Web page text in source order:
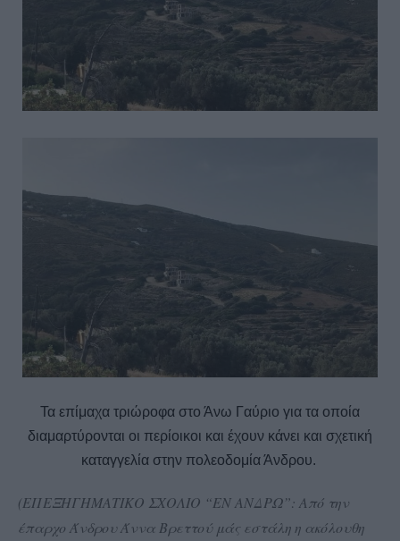
Τα επίμαχα τριώροφα στο Άνω Γαύριο για τα οποία
διαμαρτύρονται οι περίοικοι και έχουν κάνει και σχετική
καταγγελία στην πολεοδομία Άνδρου.
(ΕΠΕΞΗΓΗΜΑΤΙΚΟ ΣΧΟΛΙΟ “ΕΝ ΑΝΔΡΩ”: Από την
έπαρχο Άνδρου Άννα Βρεττού μάς εστάλη η ακόλουθη